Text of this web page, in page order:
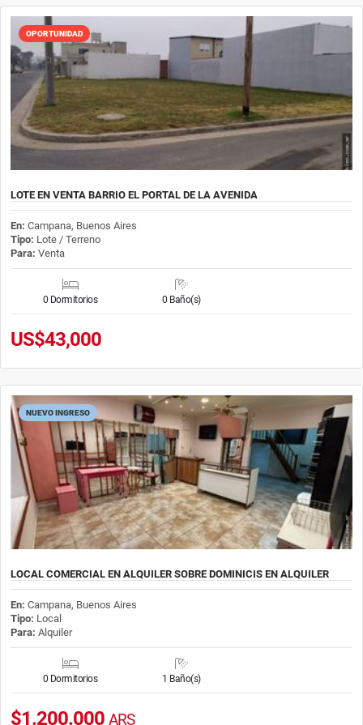
OPORTUNIDAD
LOTE EN VENTA BARRIO EL PORTAL DE LA AVENIDA
En: Campana, Buenos Aires
Tipo: Lote / Terreno
Para: Venta
0 Dormitorios 0 Baño(s)
US$43,000
NUEVO INGRESO
LOCAL COMERCIAL EN ALQUILER SOBRE DOMINICIS EN ALQUILER
En: Campana, Buenos Aires
Tipo: Local
Para: Alquiler
0 Dormitorios 1 Baño(s)
$1.200.000 ARS